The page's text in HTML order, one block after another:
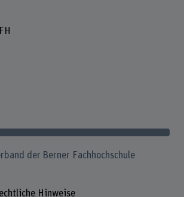
der Berner Fachhochschule
Hinweise